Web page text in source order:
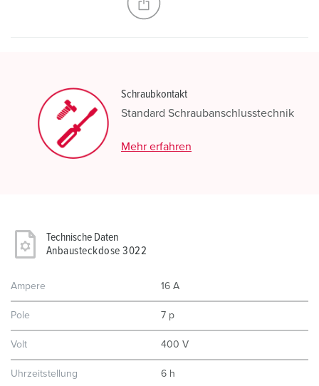
Schraubkontakt
Standard Schraubanschlusstechnik
Mehr erfahren
Technische Daten
Anbausteckdose 3022
Ampere 16 A
Pole 7 p
Volt 400 V
Uhrzeitstellung 6 h